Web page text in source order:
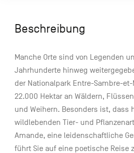
Beschreibung
Manche Orte sind von Legenden
Jahrhunderte hinweg
der Nationalpark Entre-Sambre-
22.000 Hektar an Wäldern,
und Weihern. Besonders ist, dass
wildlebenden Tier- und
Amande, eine leidenschaftliche
führt Sie auf eine poetische Reise